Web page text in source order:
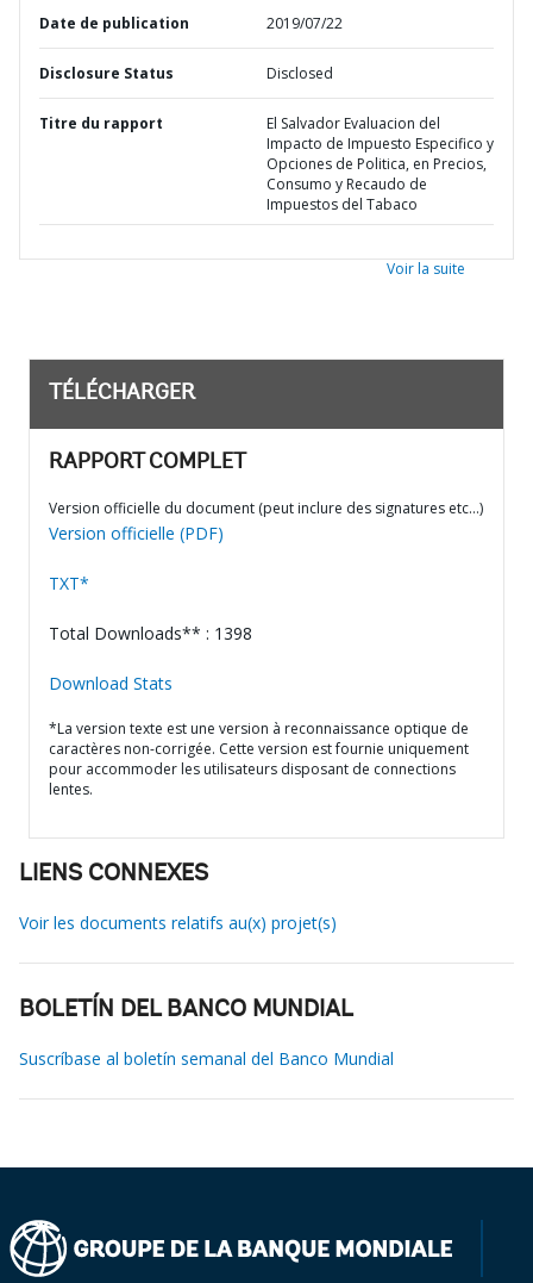
Date de publication 2019/07/22
Disclosure Status Disclosed
Titre du rapport
El Salvador Evaluacion del
Impacto de Impuesto Especifico y
Opciones de Politica, en Precios,
Consumo y Recaudo de
Impuestos del Tabaco
Voir la suite
TÉLÉCHARGER
RAPPORT COMPLET
Version officielle du document (peut inclure des signatures etc…)
Version officielle (PDF)
TXT*
Total Downloads** : 1398
Download Stats
*La version texte est une version à reconnaissance optique de
caractères non-corrigée. Cette version est fournie uniquement
pour accommoder les utilisateurs disposant de connections
lentes.
LIENS CONNEXES
Voir les documents relatifs au(x) projet(s)
BOLETÍN DEL BANCO MUNDIAL
Suscríbase al boletín semanal del Banco Mundial